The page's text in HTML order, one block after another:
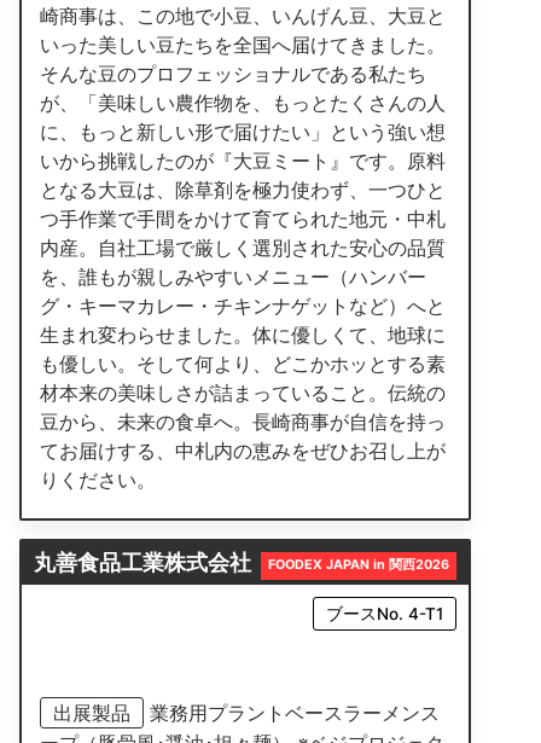
崎商事は、この地で小豆、いんげん豆、大豆と
いった美しい豆たちを全国へ届けてきました。
そんな豆のプロフェッショナルである私たち
が、「美味しい農作物を、もっとたくさんの人
に、もっと新しい形で届けたい」という強い想
いから挑戦したのが『大豆ミート』です。原料
となる大豆は、除草剤を極力使わず、一つひと
つ手作業で手間をかけて育てられた地元・中札
内産。自社工場で厳しく選別された安心の品質
を、誰もが親しみやすいメニュー（ハンバー
グ・キーマカレー・チキンナゲットなど）へと
生まれ変わらせました。体に優しくて、地球に
も優しい。そして何より、どこかホッとする素
材本来の美味しさが詰まっていること。伝統の
豆から、未来の食卓へ。長崎商事が自信を持っ
てお届けする、中札内の恵みをぜひお召し上が
りください。
丸善食品工業株式会社 FOODEX JAPAN in 関西2026
ブースNo. 4-T1
出展製品
業務用プラントベースラーメンス